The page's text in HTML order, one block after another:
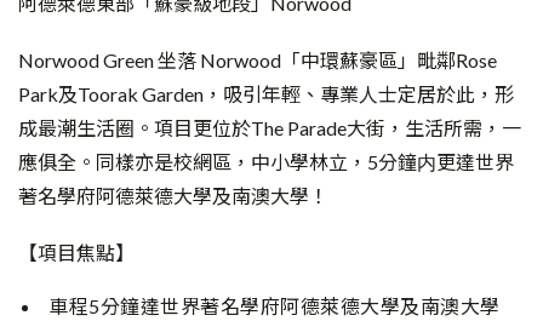
Norwood Green 坐落 Norwood「中環蘇豪區」毗鄰Rose
Park及Toorak Garden，吸引年輕、專業人士定居於此，形
成最潮生活圈。項目更位於The Parade大街，生活所需，一
應俱全。同樣亦是校網區，中小學林立，5分鐘内更達世界
著名學府阿德萊德大學及南澳大學！
【項目焦點】
車程5分鐘達世界著名學府阿德萊德大學及南澳大學